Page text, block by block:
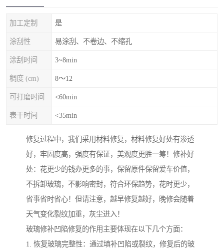
加工定制 是
涂刮性 易涂刮、不卷边、不缩孔
涂刮时间 3~8min
稠度 (cm) 8～12
可打磨时间 <60min
表干时间 <35min
修复过程中，我们采用材料修复，材料修复好处有渗透
好，牢固度高，强度有保证，美观度更胜一筹！修补好
处：花更少的钱办更多的事，保留原件保留爱车价值，
不拆卸玻璃，不影响密封，符合环保趋势，花时更少，
省事省时省心！但请注意，越早修复越好，晚修会随着
天气变化裂纹加重，灰尘进入！
玻璃修补凹陷修复的作用主要体现在以下几个方面：
1. 恢复玻璃完整性：通过填补凹陷或裂纹，修复后的玻